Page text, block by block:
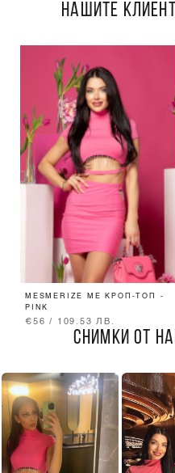
НАШИТЕ
MESMERIZE ME КРОП-ТОП -
PINK
€56 / 109.53 ЛВ.
СНИМКИ ОТ